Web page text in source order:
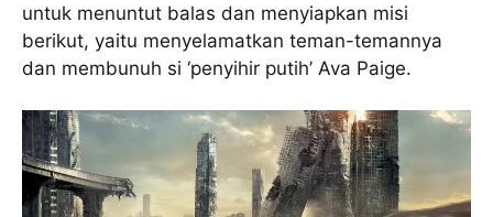
untuk menuntut balas dan menyiapkan misi
berikut, yaitu menyelamatkan teman-temannya
dan membunuh si ‘penyihir putih’ Ava Paige.